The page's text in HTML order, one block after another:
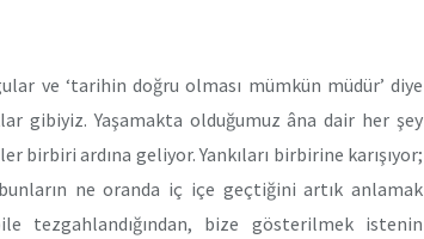
ve ‘tarihin doğru olması mümkün müdür’ diye
gibiyiz. Yaşamakta olduğumuz âna dair her şey
birbiri ardına geliyor. Yankıları birbirine karışıyor;
ne oranda iç içe geçtiğini artık anlamak
tezgahlandığından, bize gösterilmek istenin